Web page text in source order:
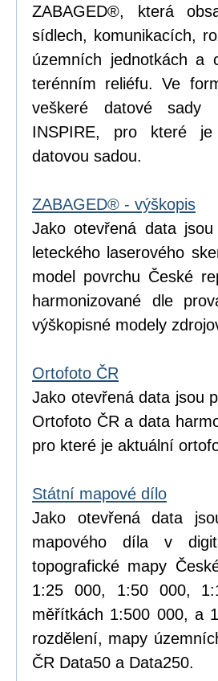
ZABAGED®, která
sídlech, komunikacích,
územních jednotkách a
terénním reliéfu. Ve
veškeré datové sady
INSPIRE, pro které je
datovou sadou.
ZABAGED® - výškopis
Jako otevřená data
leteckého laserového
model povrchu České
harmonizované dle
výškopisné modely
Ortofoto ČR
Jako otevřená data jsou
Ortofoto ČR a data
pro které je aktuální
Státní mapové dílo
Jako otevřená data
mapového díla v
topografické mapy
1:25 000, 1:50 000,
měřítkách 1:500 000, a
rozdělení, mapy
ČR Data50 a Data250.